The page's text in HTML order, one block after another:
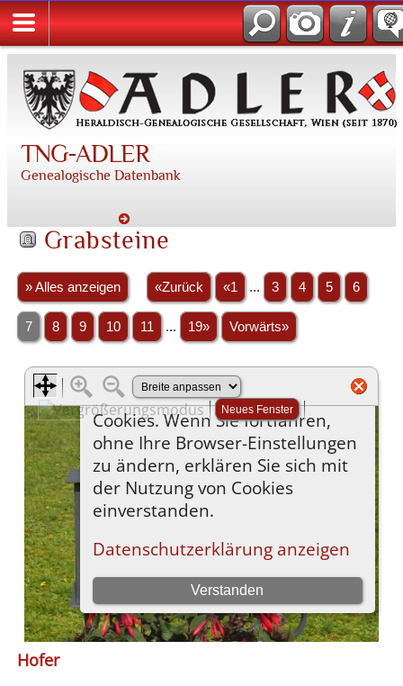
TNG-ADLER
Genealogische Datenbank
Grabsteine
» Alles anzeigen «Zurück «1 ... 3 4 5 6
7 8 9 10 11 ... 19» Vorwärts»
Hofer